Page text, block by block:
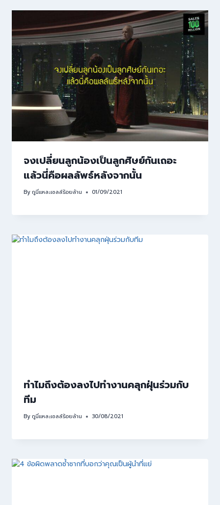
จงเปลี่ยนลูกน้องเป็นลูกศิษย์กันเถอะ
แล้วนี่คือผลลัพธ์หลังจากนั้น
Byกูนี่แหละเซลล์ร้อยล้าน 01/09/2021
ทำไมถึงต้องลงไปทำงานคลุกฝุ่นร่วมกับ
ทีม
Byกูนี่แหละเซลล์ร้อยล้าน 30/08/2021